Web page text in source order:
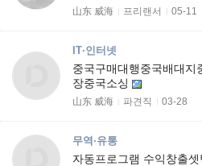
山东 威海 프리랜서 05-11
IT·인터넷
중국구매대행중국배대지
장중국소싱
山东 威海 파견직 03-28
무역·유통
자동프로그램 수익창출